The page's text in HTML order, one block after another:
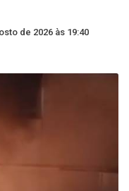
de 2026 às 19:40